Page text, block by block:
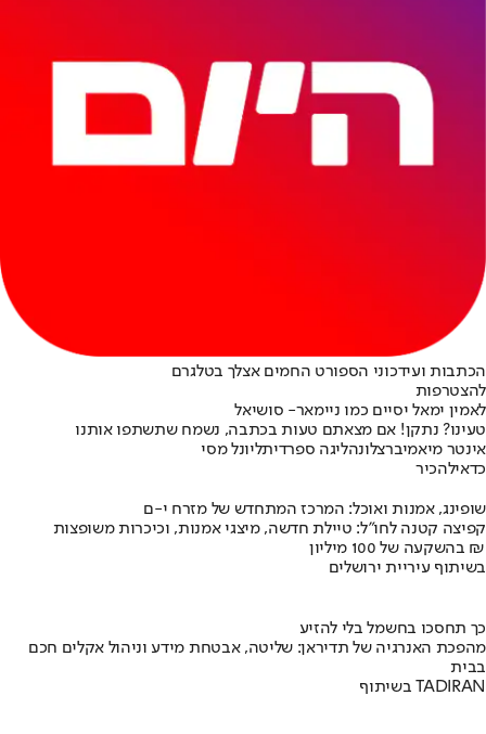
הכתבות ועידכוני הספורט החמים אצלך בטלגרם
להצטרפות
לאמין ימאל יסיים כמו ניימאר- סושיאל
טעינו? נתקן! אם מצאתם טעות בכתבה, נשמח שתשתפו אותנו
אינטר מיאמיברצלונהליגה ספרדיתליונל מסי
כדאילהכיר
שופינג, אמנות ואוכל: המרכז המתחדש של מזרח י-ם
קפיצה קטנה לחו"ל: טיילת חדשה, מיצגי אמנות, וכיכרות משופצות
בהשקעה של 100 מיליון ₪
בשיתוף עיריית ירושלים
כך תחסכו בחשמל בלי להזיע
מהפכת האנרגיה של תדיראן: שליטה, אבטחת מידע וניהול אקלים חכם
בבית
בשיתוף TADIRAN